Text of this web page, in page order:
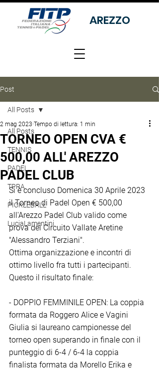
AREZZO
Post
All Posts
TENNIS
PADEL
TPRA
PICKLEBALL
LuciaLamentini
All Posts
TORNEO OPEN CVA €
500,00 ALL' AREZZO
PADEL CLUB
2 mag 2023 Tempo di lettura: 1 min
Si è concluso Domenica 30 Aprile 2023
il Torneo di Padel Open € 500,00
all'Arezzo Padel Club valido come
prova del Circuito Vallate Aretine
"Alessandro Terziani".
Ottima organizzazione e incontri di
ottimo livello fra tutti i partecipanti.
Questo il risultato finale:
- DOPPIO FEMMINILE OPEN: La coppia
formata da Roggero Alice e Vagini
Giulia si laureano campionesse del
torneo open superando in finale con il
punteggio di 6-4 / 6-4 la coppia
finalista formata da Morello Erika e